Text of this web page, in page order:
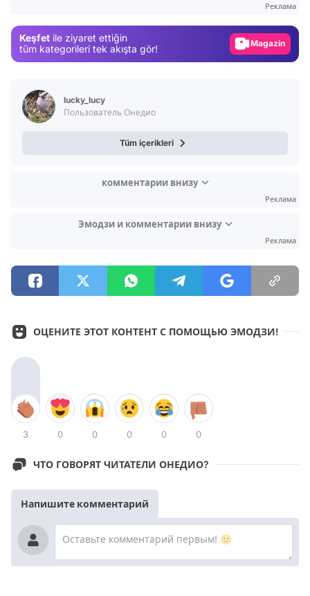
Реклама
Keşfet ile ziyaret ettiğin
tüm kategorileri tek akışta gör!
Gündem
Magazin
Video
lucky_lucy
Пользователь Онедио
Tüm içerikleri
комментарии внизу
Реклама
Эмодзи и комментарии внизу
Реклама
ОЦЕНИТЕ ЭТОТ КОНТЕНТ С ПОМОЩЬЮ ЭМОДЗИ!
3 0 0 0 0 0
ЧТО ГОВОРЯТ ЧИТАТЕЛИ ОНЕДИО?
Напишите комментарий